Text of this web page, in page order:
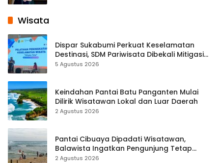
Wisata
Dispar Sukabumi Perkuat Keselamatan
Destinasi, SDM Pariwisata Dibekali Mitigasi
hingga Teknik Evakuasi
5 Agustus 2026
Keindahan Pantai Batu Panganten Mulai
Dilirik Wisatawan Lokal dan Luar Daerah
2 Agustus 2026
Pantai Cibuaya Dipadati Wisatawan,
Balawista Ingatkan Pengunjung Tetap
Waspada
2 Agustus 2026